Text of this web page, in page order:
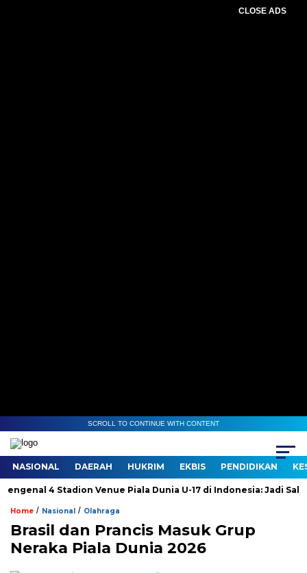
CLOSE ADS
SCROLL TO CONTINUE WITH CONTENT
NASIONAL DAERAH HUKRIM EKBIS PENDIDIKAN
4 Stadion Venue Piala Dunia U-17 di Indonesia: Jadi Saksi
Home / Nasional / Olahraga
Brasil dan Prancis Masuk Grup
Neraka Piala Dunia 2026